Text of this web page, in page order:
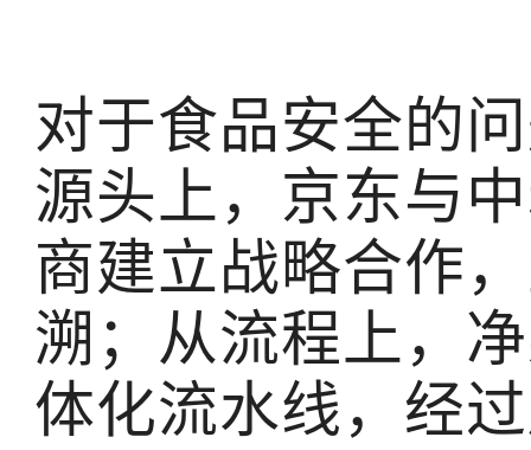
对于食品安全的
源头上，京东与
商建立战略合作
溯；从流程上，
体化流水线，经